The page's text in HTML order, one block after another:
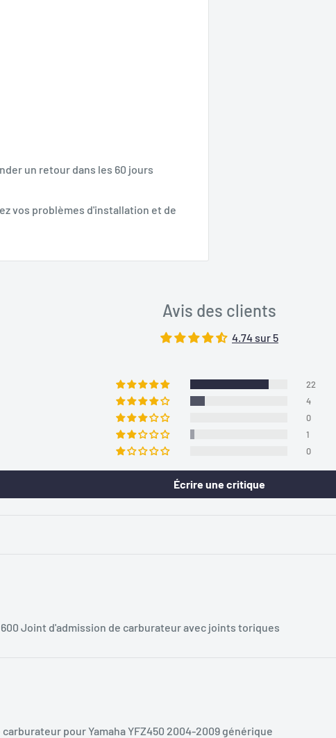
un retour dans les 60 jours
vos problèmes d'installation et de
Avis des clients
4.74 sur 5
22
4
0
1
0
Écrire une critique
Joint d'admission de carburateur avec joints toriques
pour Yamaha YFZ450 2004-2009 générique